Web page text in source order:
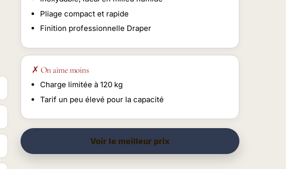
Pliage compact et rapide
Finition professionnelle Draper
✗ On aime moins
Charge limitée à 120 kg
Tarif un peu élevé pour la capacité
Voir le meilleur prix